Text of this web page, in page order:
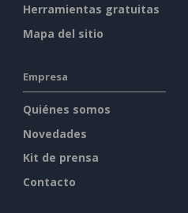
Herramientas gratuitas
Mapa del sitio
Empresa
Quiénes somos
Novedades
Kit de prensa
Contacto